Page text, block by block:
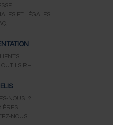
ET LÉGALES
RH
NOUS ?
NOUS